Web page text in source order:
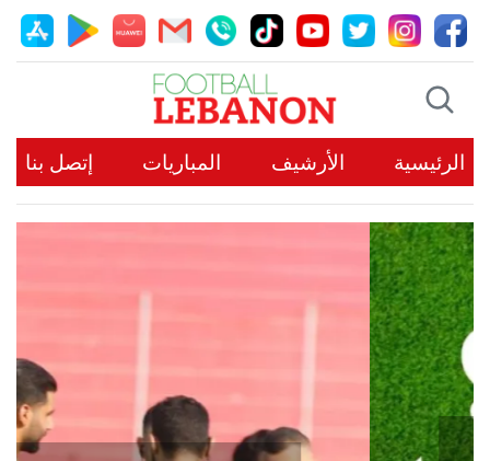
الرئيسية الأرشيف المباريات إتصل بنا